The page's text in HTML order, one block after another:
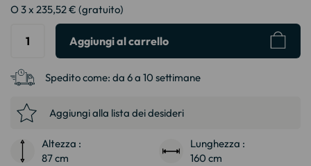
O 3 x 235,52 € (gratuito)
Aggiungi al carrello
Spedito come: da 6 a 10 settimane
Aggiungi alla lista dei desideri
Altezza :
87 cm
Lunghezza :
160 cm